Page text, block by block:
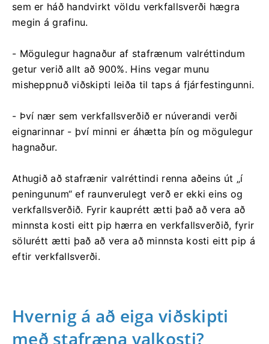
sem er háð handvirkt völdu verkfallsverði hægra
megin á grafinu.
- Mögulegur hagnaður af stafrænum valréttindum
getur verið allt að 900%. Hins vegar munu
misheppnuð viðskipti leiða til taps á fjárfestingunni.
- Því nær sem verkfallsverðið er núverandi verði
eignarinnar - því minni er áhætta þín og mögulegur
hagnaður.
Athugið að stafrænir valréttindi renna aðeins út „í
peningunum“ ef raunverulegt verð er ekki eins og
verkfallsverðið. Fyrir kauprétt ætti það að vera að
minnsta kosti eitt pip hærra en verkfallsverðið, fyrir
sölurétt ætti það að vera að minnsta kosti eitt pip á
eftir verkfallsverði.
Hvernig á að eiga viðskipti
með stafræna valkosti?